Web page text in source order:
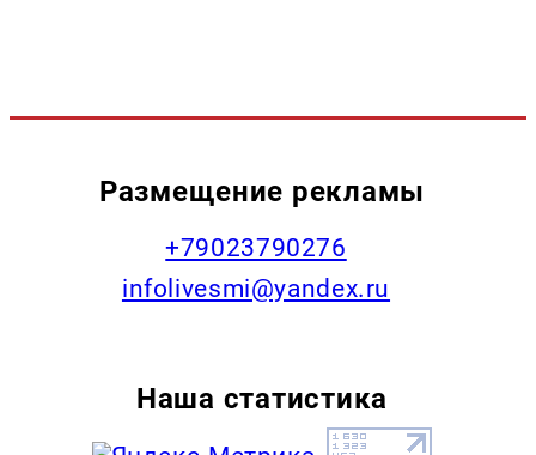
Размещение рекламы
+79023790276
infolivesmi@yandex.ru
Наша статистика